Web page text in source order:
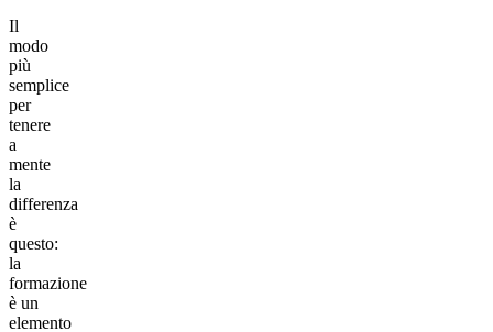
Il
modo
più
semplice
per
tenere
a
mente
la
differenza
è
questo:
la
formazione
è un
elemento